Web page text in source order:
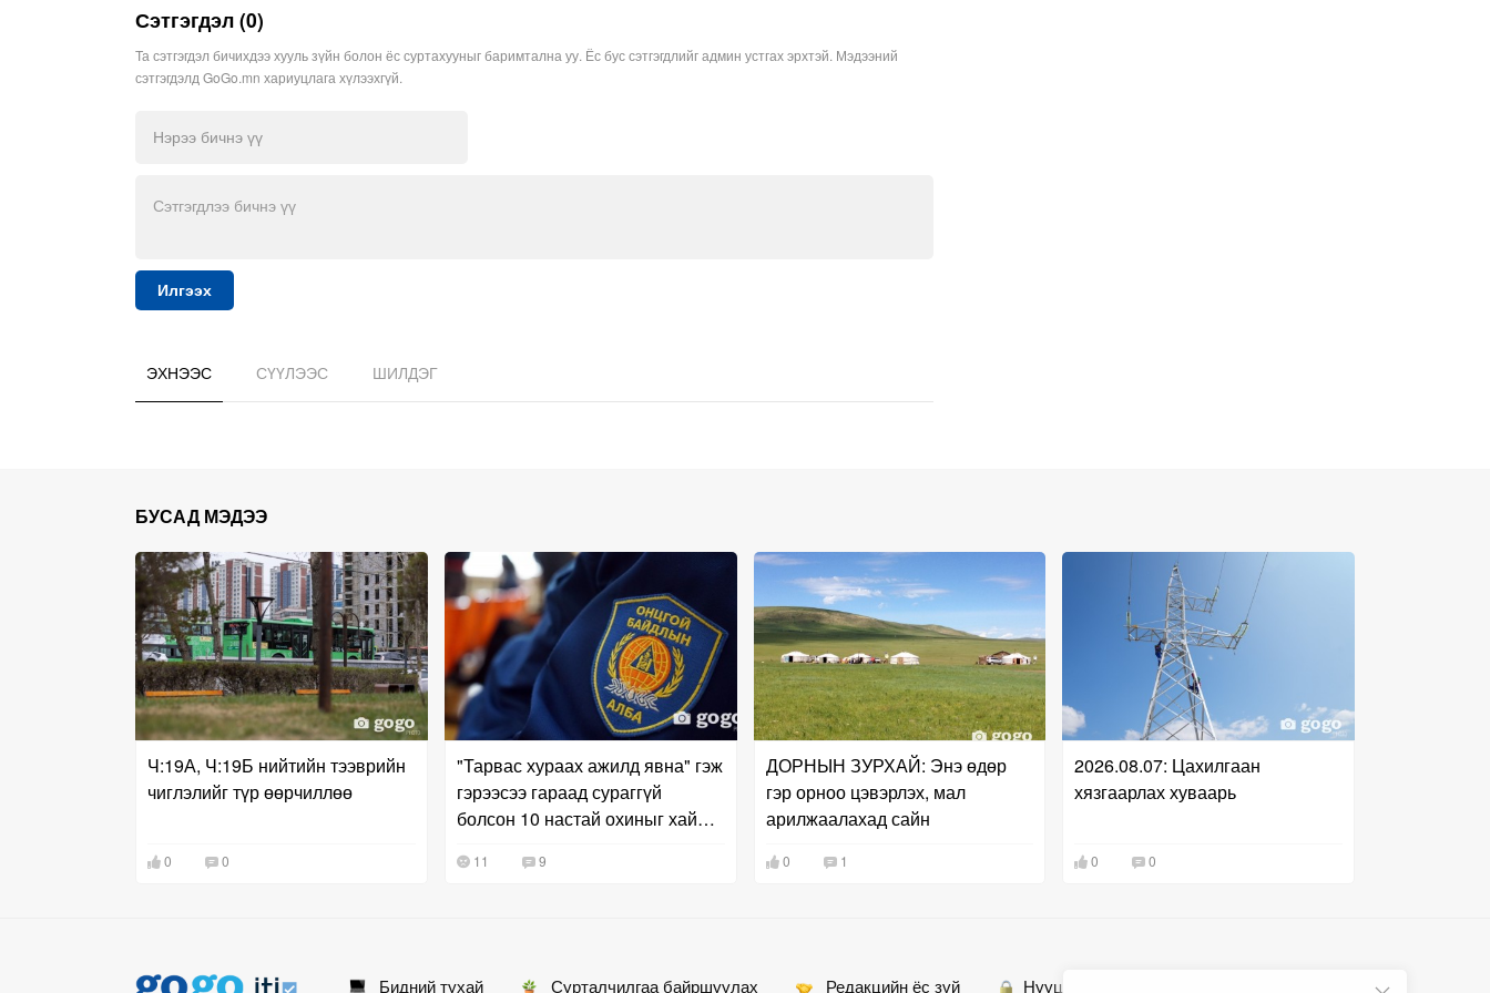
Сэтгэгдэл (0)
Та сэтгэгдэл бичихдээ хууль зүйн болон ёс суртахууныг баримтална уу. Ёс бус сэтгэгдлийг админ устгах эрхтэй. Мэдээний
сэтгэгдэлд GoGo.mn хариуцлага хүлээхгүй.
Илгээх
ЭХНЭЭС СҮҮЛЭЭС ШИЛДЭГ
БУСАД МЭДЭЭ
Ч:19А, Ч:19Б нийтийн тээврийн
чиглэлийг түр өөрчиллөө
0 0
"Тарвас хураах ажилд явна" гэж
гэрээсээ гараад сураггүй
болсон 10 настай охиныг хайж
11 9
ДОРНЫН ЗУРХАЙ: Энэ өдөр
гэр орноо цэвэрлэх, мал
арилжаалахад сайн
0 1
2026.08.07: Цахилгаан
хязгаарлах хуваарь
0 0
Бидний тухай Сурталчилгаа байршуулах Редакцийн ёс зүй Нууцлалын бодлого